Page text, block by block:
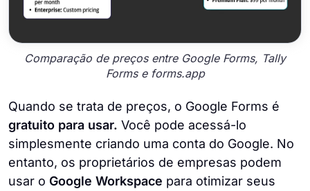
Comparação de preços entre Google Forms, Tally
Forms e forms.app
Quando se trata de preços, o Google Forms é
gratuito para usar. Você pode acessá-lo
simplesmente criando uma conta do Google. No
entanto, os proprietários de empresas podem
usar o Google Workspace para otimizar seus